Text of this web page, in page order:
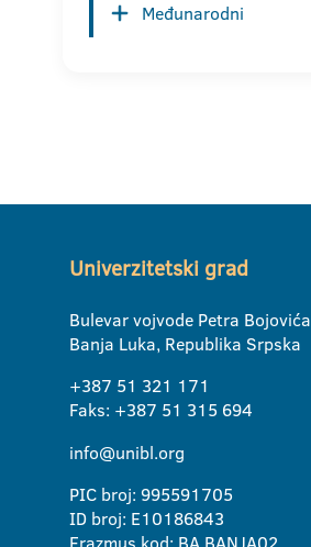
Međunarodni
Univerzitetski grad
Bulevar vojvode Petra Bojovića
Banja Luka, Republika Srpska
+387 51 321 171
Faks: +387 51 315 694
info@unibl.org
PIC broj: 995591705
ID broj: E10186843